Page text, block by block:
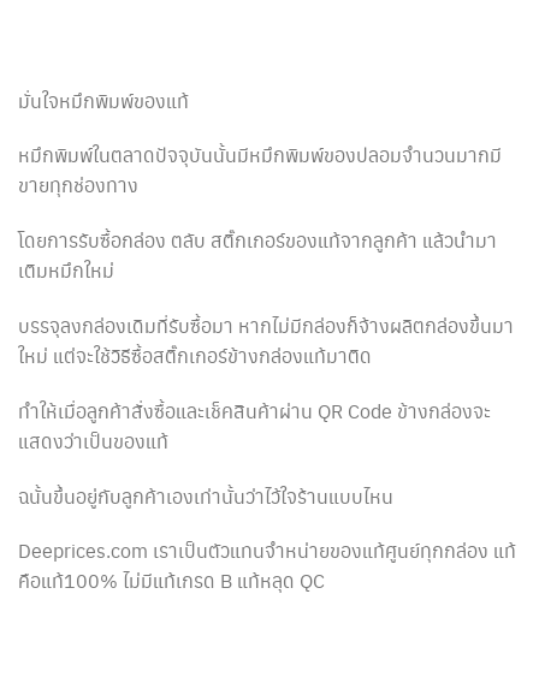
มั่นใจหมึกพิมพ์ของแท้
หมึกพิมพ์ในตลาดปัจจุบันนั้นมีหมึกพิมพ์ของปลอมจำนวนมากมี
ขายทุกช่องทาง
โดยการรับซื้อกล่อง ตลับ สติ๊กเกอร์ของแท้จากลูกค้า แล้วนำมา
เติมหมึกใหม่
บรรจุลงกล่องเดิมที่รับซื้อมา หากไม่มีกล่องก็จ้างผลิตกล่องขึ้นมา
ใหม่ แต่จะใช้วิธีซื้อสติ๊กเกอร์ข้างกล่องแท้มาติด
ทำให้เมื่อลูกค้าสั่งซื้อและเช็คสินค้าผ่าน QR Code ข้างกล่องจะ
แสดงว่าเป็นของแท้
ฉนั้นขึ้นอยู่กับลูกค้าเองเท่านั้นว่าไว้ใจร้านแบบไหน
Deeprices.com เราเป็นตัวแทนจำหน่ายของแท้ศูนย์ทุกกล่อง แท้
คือแท้100% ไม่มีแท้เกรด B แท้หลุด QC